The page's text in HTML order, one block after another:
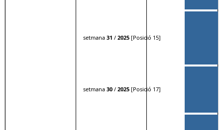
setmana 31 / 2025[Posició 15]
setmana 30/ 2025[Posició 17]